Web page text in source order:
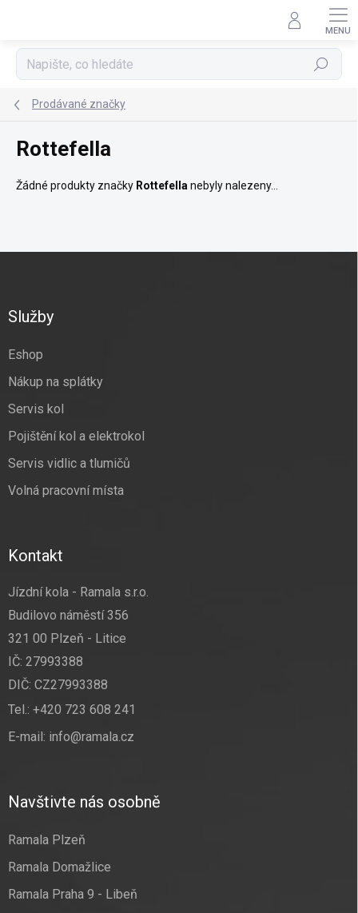
Hledat
Prodávané značky
Rottefella
Žádné produkty značky Rottefella nebyly nalezeny...
Služby
Eshop
Nákup na splátky
Servis kol
Pojištění kol a elektrokol
Servis vidlic a tlumičů
Volná pracovní místa
Kontakt
Jízdní kola - Ramala s.r.o.
Budilovo náměstí 356
321 00 Plzeň - Litice
IČ: 27993388
DIČ: CZ27993388
Tel.: +420 723 608 241
E-mail: info@ramala.cz
Navštivte nás osobně
Ramala Plzeň
Ramala Domažlice
Ramala Praha 9 - Libeň